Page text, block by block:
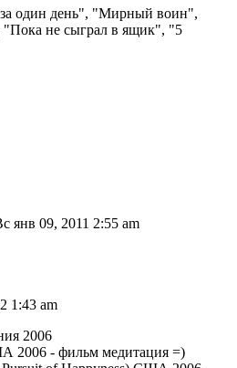
один день", "Мирный воин",
не сыграл в ящик", "5
янв 09, 2011 2:55 am
1:43 am
2006
2006 - фильм медитация =)